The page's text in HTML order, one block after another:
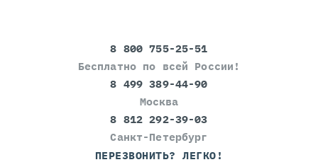
8 800 755-25-51
Бесплатно по всей России!
8 499 389-44-90
Москва
8 812 292-39-03
Санкт-Петербург
ПЕРЕЗВОНИТЬ? ЛЕГКО!